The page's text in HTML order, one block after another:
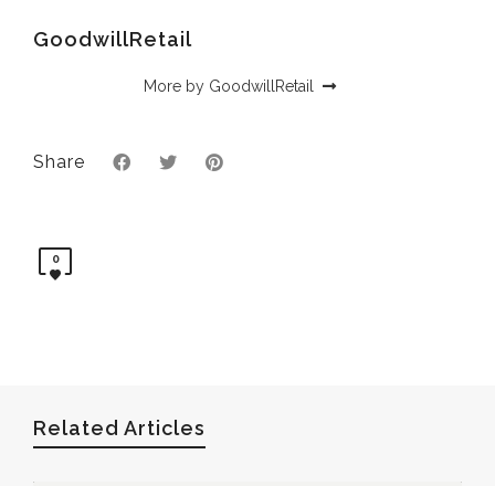
GoodwillRetail
More by GoodwillRetail
Share
0
Related Articles